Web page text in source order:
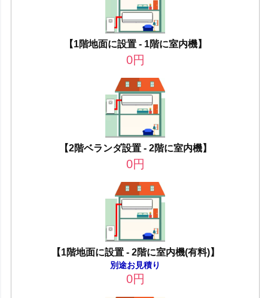
【1階地面に設置 - 1階に室内機】
0円
【2階ベランダ設置 - 2階に室内機】
0円
【1階地面に設置 - 2階に室内機(有料)】
別途お見積り
0円